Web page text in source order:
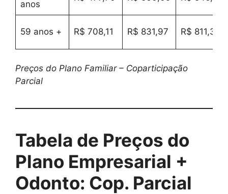
anos
59 anos + R$ 708,11 R$ 831,97 R$ 811,34
Preços do Plano Familiar – Coparticipação
Parcial
Tabela de Preços do
Plano Empresarial +
Odonto: Cop. Parcial